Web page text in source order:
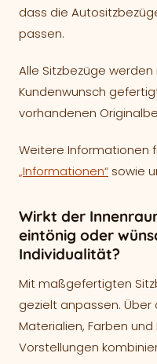
dass die
passen.
Alle Sitzbezüge
Kundenwunsch
vorhandenen
Weitere Informationen
„Informationen“ sowie
Wirkt der
eintönig oder
Individualität?
Mit maßgefertigten
gezielt anpassen. Über
Materialien, Farben
Vorstellungen